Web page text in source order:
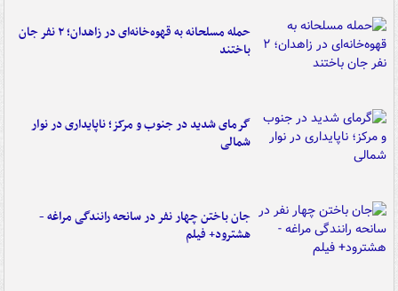
حمله مسلحانه به قهوه‌خانه‌ای در زاهدان؛ ۲ نفر جان
باختند
گرمای شدید در جنوب و مرکز؛ ناپایداری در نوار
شمالی
جان باختن چهار نفر در سانحه رانندگی مراغه -
هشترود+ فیلم